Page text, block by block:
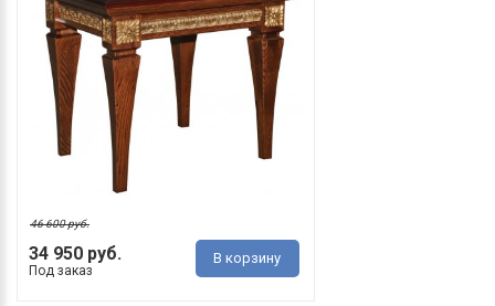
34 950 руб.
46 600 руб.
Под заказ
В корзину